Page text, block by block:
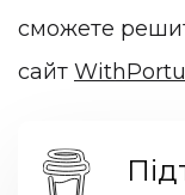
сможете
сайт